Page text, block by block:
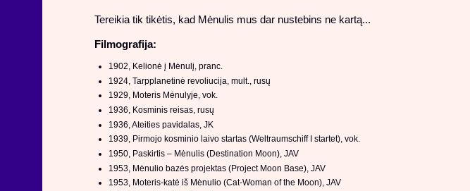
Tereikia tik tikėtis, kad Mėnulis mus dar nustebins ne kartą...
Filmografija:
1902, Kelionė į Mėnulį, pranc.
1924, Tarpplanetinė revoliucija, mult., rusų
1929, Moteris Mėnulyje, vok.
1936, Kosminis reisas, rusų
1936, Ateities pavidalas, JK
1939, Pirmojo kosminio laivo startas (Weltraumschiff I startet), vok.
1950, Paskirtis – Mėnulis (Destination Moon), JAV
1953, Mėnulio bazės projektas (Project Moon Base), JAV
1953, Moteris-katė iš Mėnulio (Cat-Woman of the Moon), JAV